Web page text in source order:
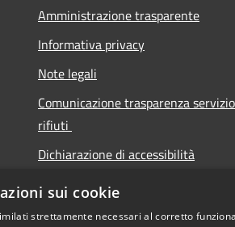
Amministrazione trasparente
Informativa privacy
Note legali
Comunicazione trasparenza servizio
rifiuti
Dichiarazione di accessibilità
sui cookie
strettamente necessari al corretto